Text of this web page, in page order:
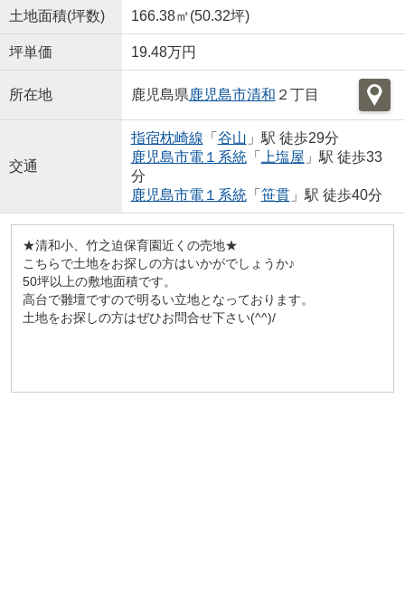
土地面積(坪数) 166.38㎡(50.32坪)
坪単価 19.48万円
所在地 鹿児島県鹿児島市清和 ２丁目
交通
指宿枕崎線 「 谷山 」駅 徒歩29分
鹿児島市電１系統「 上塩屋 」駅 徒歩33
分
鹿児島市電１系統「 笹貫」駅 徒歩40分
★清和小、竹之迫保育園近くの売地★
こちらで土地をお探しの方はいかがでしょうか♪
50坪以上の敷地面積です。
高台で雛壇ですので明るい立地となっております。
土地をお探しの方はぜひお問合せ下さい(^^)/